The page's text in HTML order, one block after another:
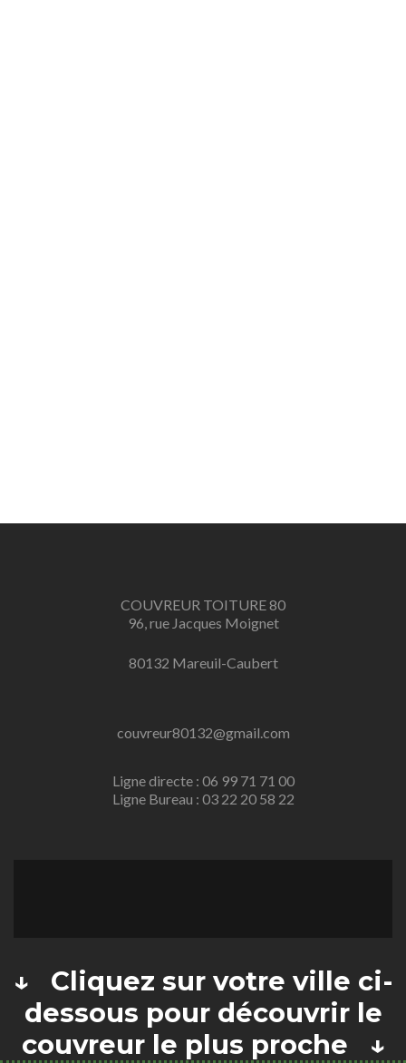
COUVREUR TOITURE 80
96, rue Jacques Moignet
80132 Mareuil-Caubert
couvreur80132@gmail.com
Ligne directe : 06 99 71 71 00
Ligne Bureau : 03 22 20 58 22
↓ Cliquez sur votre ville ci-
dessous pour découvrir le
couvreur le plus proche ↓